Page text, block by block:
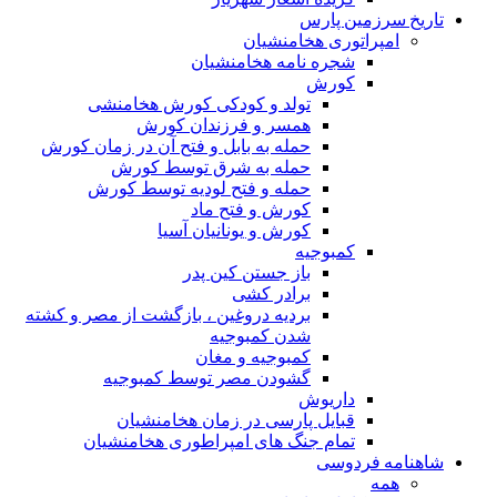
تاریخ سرزمین پارس
امپراتوری هخامنشیان
شجره نامه هخامنشیان
کورش
تولد و کودکی کورش هخامنشی
همسر و فرزندان کورش
حمله به بابل و فتح آن در زمان کورش
حمله به شرق توسط کورش
حمله و فتح لودیه توسط کورش
کورش و فتح ماد
کورش و یونانیان آسیا
کمبوجیه
باز جستن کین پدر
برادر کشی
بردیه دروغین ، بازگشت از مصر و کشته
شدن کمبوجیه
کمبوجیه و مغان
گشودن مصر توسط کمبوجیه
داریوش
قبایل پارسی در زمان هخامنشیان
تمام جنگ های امپراطوری هخامنشیان
شاهنامه فردوسی
همه